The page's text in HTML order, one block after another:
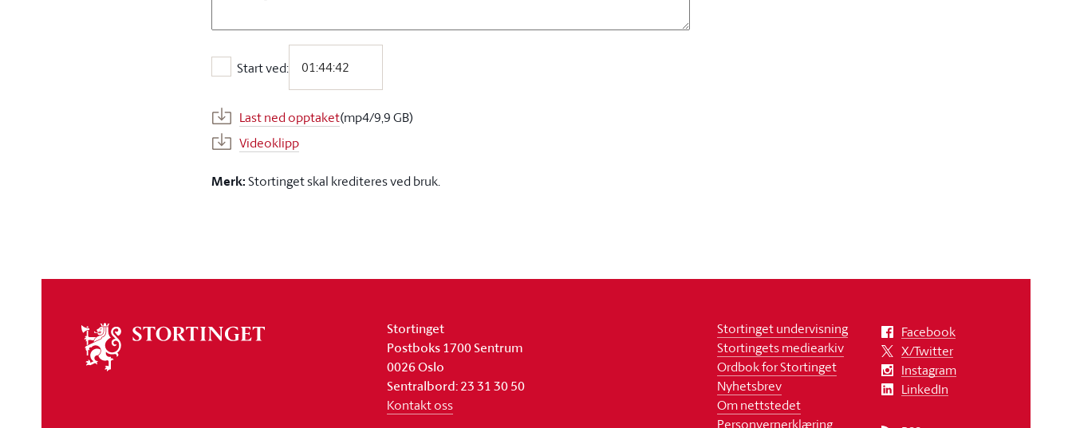
Start ved:
Start ved:
Last ned opptaket(mp4/9,9 GB)
Videoklipp
Merk:Stortinget skal krediteres ved bruk.
stortinget
Stortinget
Postboks 1700 Sentrum
0026 Oslo
Sentralbord: 23 31 30 50
Kontakt oss
Stortinget undervisning
Stortingets mediearkiv
Ordbok for Stortinget
Nyhetsbrev
Om nettstedet
Personvernerklæring
Facebook
X/Twitter
Instagram
LinkedIn